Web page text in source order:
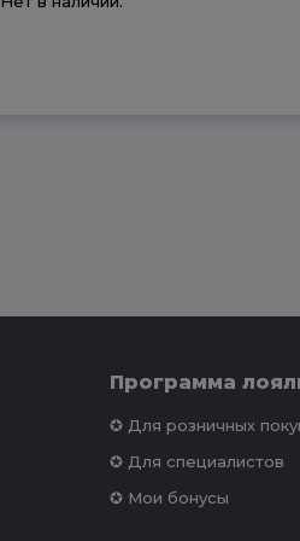
Программа
✪ Для розничных
✪ Для специалистов
✪ Мои бонусы